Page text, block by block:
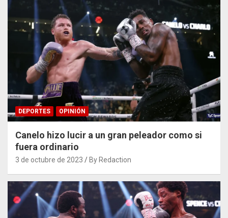
DEPORTES OPINIÓN
Canelo hizo lucir a un gran peleador como si
fuera ordinario
3 de octubre de 2023 By Redaction